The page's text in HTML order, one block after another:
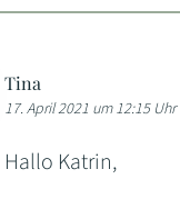
Tina
17. April 2021 um 12:15 Uhr
Hallo Katrin,